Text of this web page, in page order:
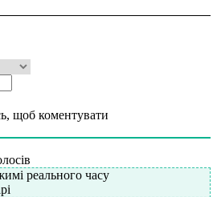
щоб коментувати
реального часу